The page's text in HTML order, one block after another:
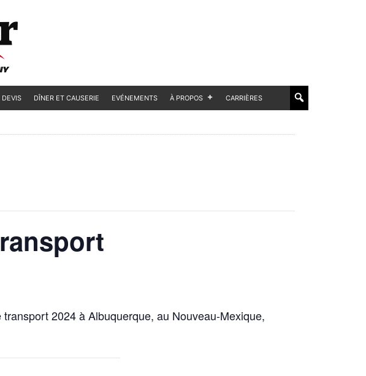
DEVIS DÎNER ET CAUSERIE EVÉNEMENTS À PROPOS CARRIÈRES
2024 à Albuquerque, au Nouveau-Mexique,